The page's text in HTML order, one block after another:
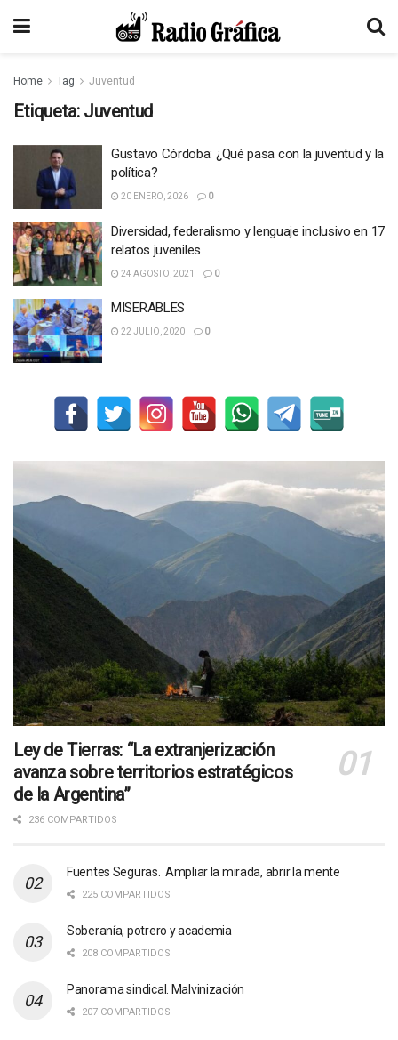
Home Tag Juventud
Etiqueta: Juventud
Gustavo Córdoba: ¿Qué pasa con la juventud y la
política?
20 ENERO, 2026 0
Diversidad, federalismo y lenguaje inclusivo en 17
relatos juveniles
24 AGOSTO, 2021 0
MISERABLES
22 JULIO, 2020 0
Ley de Tierras: “La extranjerización
avanza sobre territorios estratégicos
de la Argentina”
236 COMPARTIDOS
Fuentes Seguras. Ampliar la mirada, abrir la mente
225 COMPARTIDOS
Soberanía, potrero y academia
208 COMPARTIDOS
Panorama sindical. Malvinización
207 COMPARTIDOS